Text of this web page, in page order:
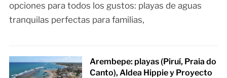
opciones para todos los gustos: playas de aguas
tranquilas perfectas para familias,
Arembepe: playas (Piruí, Praia do
Canto), Aldea Hippie y Proyecto